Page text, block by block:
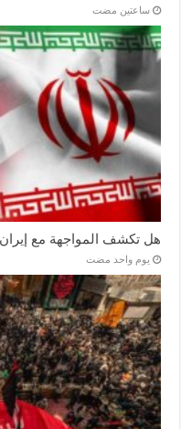
‏ساعتين مضت
هل تكشف المواجهة مع إيران
‏يوم واحد مضت